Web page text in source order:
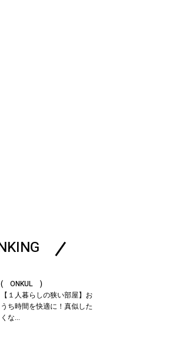
( ONKUL )
【１人暮らしの狭い部屋】お
うち時間を快適に！真似した
くな...